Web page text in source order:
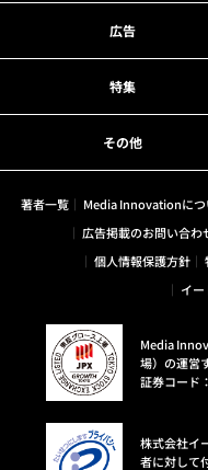
広告
特集
その他
著者一覧 Media Innovationにつ
広告掲載のお問い合わ
個人情報保護方針
イ
Media
場）の運営
証券コード
株式会社イ
者に対して